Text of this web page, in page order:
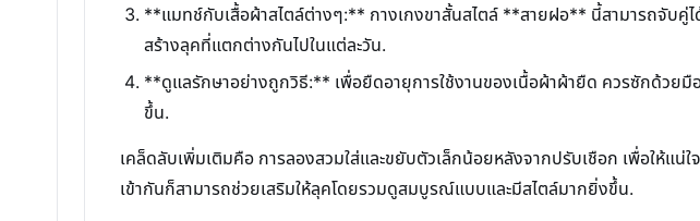
**แมทช์กับเสื้อผ้าสไตล์ต่างๆ:** กางเกงขาสั้นสไตล์ **สายฝอ** นี้สามารถจับคู่ไ
สร้างลุคที่แตกต่างกันไปในแต่ละวัน.
**ดูแลรักษาอย่างถูกวิธี:** เพื่อยืดอายุการใช้งานของเนื้อผ้าผ้ายืด ควรซักด้วยมื
ขึ้น.
เคล็ดลับเพิ่มเติมคือ การลองสวมใส่และขยับตัวเล็กน้อยหลังจากปรับเชือก เพื่อให้แน่
เข้ากันก็สามารถช่วยเสริมให้ลุคโดยรวมดูสมบูรณ์แบบและมีสไตล์มากยิ่งขึ้น.